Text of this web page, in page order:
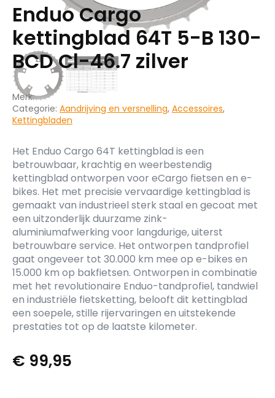
Enduo Cargo
kettingblad 64T 5-B 130-
BCD Cl-46.7 zilver
Merk:
Categorie: Aandrijving en versnelling, Accessoires,
Kettingbladen
Het Enduo Cargo 64T kettingblad is een
betrouwbaar, krachtig en weerbestendig
kettingblad ontworpen voor eCargo fietsen en e-
bikes. Het met precisie vervaardige kettingblad is
gemaakt van industrieel sterk staal en gecoat met
een uitzonderlijk duurzame zink-
aluminiumafwerking voor langdurige, uiterst
betrouwbare service. Het ontworpen tandprofiel
gaat ongeveer tot 30.000 km mee op e-bikes en
15.000 km op bakfietsen. Ontworpen in combinatie
met het revolutionaire Enduo-tandprofiel, tandwiel
en industriële fietsketting, belooft dit kettingblad
een soepele, stille rijervaringen en uitstekende
prestaties tot op de laatste kilometer.
€ 99,95